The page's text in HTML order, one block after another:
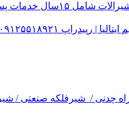
۰۲۱۲۲۳۱۶۵۷۳
چدنی / شیرفلکه صنعتی /